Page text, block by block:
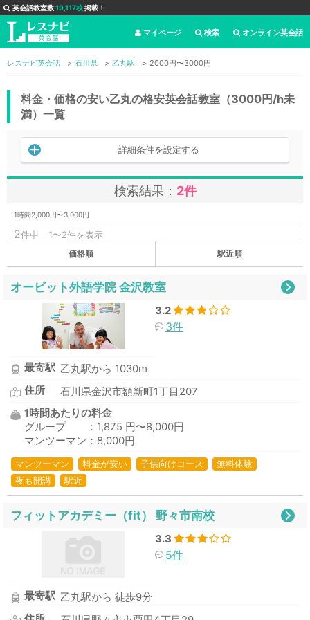
英会話教室数19,117校掲載！
オンライン英会話
検索
マイページ
レスナビ英会話 石川県 乙丸駅 2000円〜3000円
料金・価格の安い乙丸の格安英会話教室（3000円/h未
満）一覧
詳細条件を設定する
検索結果： 2件
1時間2,000円〜3,000円
2件中 1〜2件を表示
価格順 駅近順
オービット外語学院 金沢教室
3.2
3件
最寄駅 乙丸駅から 1030m
住所
石川県金沢市額新町1丁目207
1時間あたりの料金
グループ ：1,875 円〜8,000円
マンツーマン：8,000円
マンツーマン 料金が安い 子供向けコース
無料体験
夜も開講
駅近
フィットアカデミー（fit） 野々市南校
3.3
5件
最寄駅 乙丸駅から 徒歩9分